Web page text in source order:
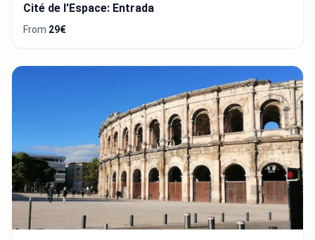
Cité de l'Espace: Entrada
From 29€